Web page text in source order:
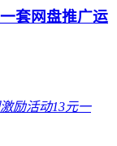
套网盘推广运